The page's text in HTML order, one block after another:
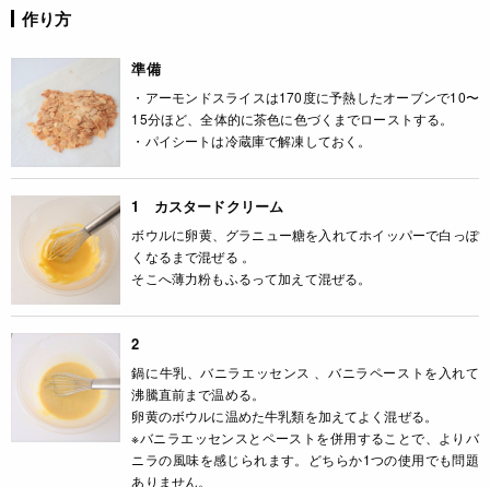
作り方
準備
・アーモンドスライスは170度に予熱したオーブンで10〜
15分ほど、全体的に茶色に色づくまでローストする。
・パイシートは冷蔵庫で解凍しておく。
1 カスタードクリーム
ボウルに卵黄、グラニュー糖を入れてホイッパーで白っぽ
くなるまで混ぜる 。
そこへ薄力粉もふるって加えて混ぜる。
2
鍋に牛乳、バニラエッセンス 、バニラペーストを入れて
沸騰直前まで温める。
卵黄のボウルに温めた牛乳類を加えてよく混ぜる。
※バニラエッセンスとペーストを併用することで、よりバ
ニラの風味を感じられます。どちらか1つの使用でも問題
ありません。